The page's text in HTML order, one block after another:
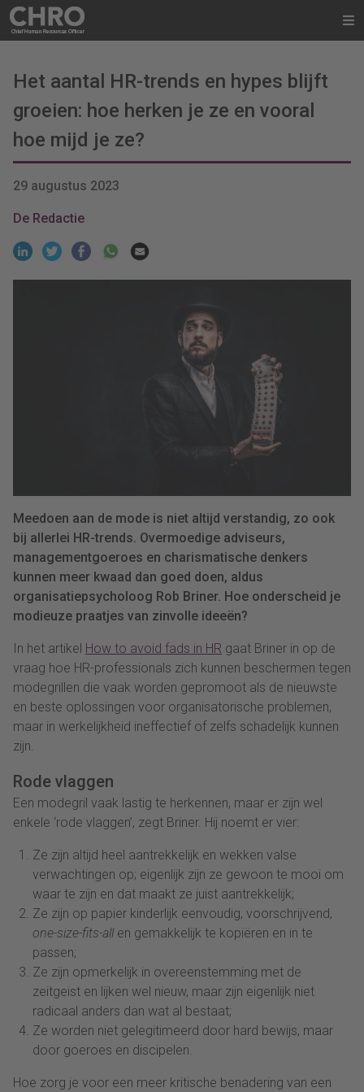
Het aantal HR-trends en hypes blijft
groeien: hoe herken je ze en vooral
hoe mijd je ze?
29 augustus 2023
De Redactie
Meedoen aan de mode is niet altijd verstandig, zo ook
bij allerlei HR-trends. Overmoedige adviseurs,
managementgoeroes en charismatische denkers
kunnen meer kwaad dan goed doen, aldus
organisatiepsycholoog Rob Briner. Hoe onderscheid je
modieuze praatjes van zinvolle ideeën?
In het artikel How to avoid fads in HR gaat Briner in op de
vraag hoe HR-professionals zich kunnen beschermen tegen
modegrillen die vaak worden gepromoot als de nieuwste
en beste oplossingen voor organisatorische problemen,
maar in werkelijkheid ineffectief of zelfs schadelijk kunnen
zijn.
Rode vlaggen
Een modegril vaak lastig te herkennen, maar er zijn wel
enkele ‘rode vlaggen’, zegt Briner. Hij noemt er vier:
Ze zijn altijd heel aantrekkelijk en wekken valse
verwachtingen op; eigenlijk zijn ze gewoon te mooi om
waar te zijn en dat maakt ze juist aantrekkelijk;
Ze zijn op papier kinderlijk eenvoudig, voorschrijvend,
one-size-fits-allen gemakkelijk te kopiëren en in te
passen;
Ze zijn opmerkelijk in overeenstemming met de
zeitgeist en lijken wel nieuw, maar zijn eigenlijk niet
radicaal anders dan wat al bestaat;
Ze worden niet gelegitimeerd door hard bewijs, maar
door goeroes en discipelen.
Hoe zorg je voor een meer kritische benadering van een